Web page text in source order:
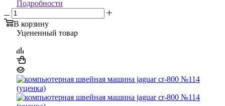
Подробности
В корзину
Уцененный товар